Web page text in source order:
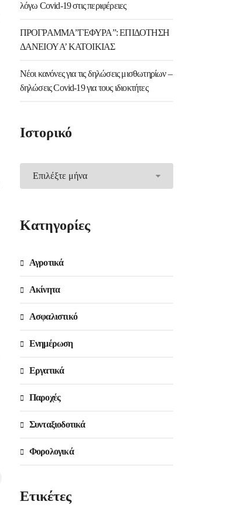
λόγω Covid-19 στις περιφέρειες
ΠΡΟΓΡΑΜΜΑ”ΓΕΦΥΡΑ”: ΕΠΙΔΟΤΗΣΗ
ΔΑΝΕΙΟΥ Α’ ΚΑΤΟΙΚΙΑΣ
Νέοι κανόνες για τις δηλώσεις μισθωτηρίων –
δηλώσεις Covid-19 για τους ιδιοκτήτες
ΙστορικόΙστορικό
Kατηγορίες
Αγροτικά
Ακίνητα
Ασφαλιστικό
Ενημέρωση
Εργατικά
Παροχές
Συνταξιοδοτικά
Φορολογικά
Ετικέτες